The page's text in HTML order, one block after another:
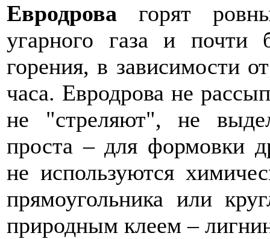
Евродровагорят
угарного газа и
горения, в зависимости
часа. Евродрова не
не "стреляют", не
проста – для формовки
не используются
прямоугольника или
природным клеем –